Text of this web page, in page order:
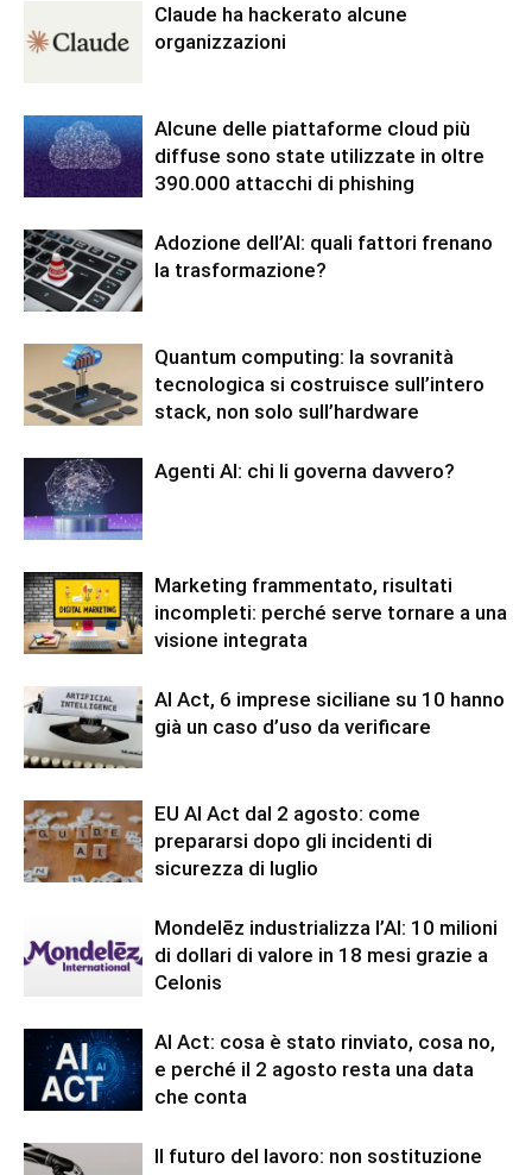
Claude ha hackerato alcune
organizzazioni
Alcune delle piattaforme cloud più
diffuse sono state utilizzate in oltre
390.000 attacchi di phishing
Adozione dell’AI: quali fattori frenano
la trasformazione?
Quantum computing: la sovranità
tecnologica si costruisce sull’intero
stack, non solo sull’hardware
Agenti AI: chi li governa davvero?
Marketing frammentato, risultati
incompleti: perché serve tornare a una
visione integrata
AI Act, 6 imprese siciliane su 10 hanno
già un caso d’uso da verificare
EU AI Act dal 2 agosto: come
prepararsi dopo gli incidenti di
sicurezza di luglio
Mondelēz industrializza l’AI: 10 milioni
di dollari di valore in 18 mesi grazie a
Celonis
AI Act: cosa è stato rinviato, cosa no,
e perché il 2 agosto resta una data
che conta
Il futuro del lavoro: non sostituzione